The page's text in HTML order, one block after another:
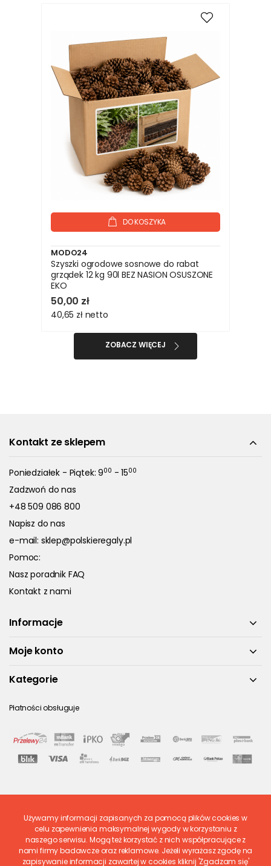
DO KOSZYKA
MODO24
Szyszki ogrodowe sosnowe do rabat
grządek 12 kg 90l BEZ NASION OSUSZONE
EKO
50,00 zł
40,65 zł netto
ZOBACZ WIĘCEJ
Kontakt ze sklepem
Poniedziałek - Piątek: 900 - 1500
Zadzwoń do nas
+48 509 086 800
Napisz do nas
e-mail: sklep@polskieregaly.pl
Pomoc:
Nasz poradnik FAQ
Kontakt z nami
Informacje
Moje konto
Kategorie
Płatności obsługuje
Ostatnio ocenione
Używamy informacji zapisanych za pomocą plików cookies w
celu zapewnienia maksymalnej wygody w korzystaniu z
naszego serwisu. Mogą też korzystać z nich współpracujące z
nami firmy badawcze oraz reklamowe. Jeżeli wyrażasz zgodę na
zapisywanie informacji zawartej w cookies kliknij 'Zgadzam się'